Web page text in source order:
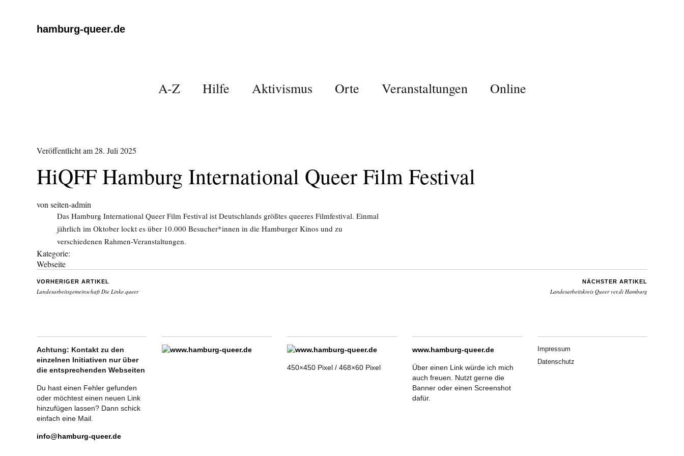
hamburg-queer.de
A-Z Hilfe Aktivismus Orte Veranstaltungen Online
Veröffentlicht am28. Juli 2025
HiQFF Hamburg International Queer Film Festival
von seiten-admin
Das Hamburg International Queer Film Festival ist Deutschlands größtes queeres Filmfestival. Einmal
jährlich im Oktober lockt es über 10.000 Besucher*innen in die Hamburger Kinos und zu
verschiedenen Rahmen-Veranstaltungen.
Kategorie:
Webseite
VORHERIGER ARTIKEL
Landesarbeitsgemeinschaft Die Linke.queer
NÄCHSTER ARTIKEL
Landesarbeitskreis Queer ver.di Hamburg
Achtung: Kontakt zu den
einzelnen Initiativen nur über
die entsprechenden Webseiten
Du hast einen Fehler gefunden
oder möchtest einen neuen Link
hinzufügen lassen? Dann schick
einfach eine Mail.
info@hamburg-queer.de
450×450 Pixel / 468×60 Pixel
www.hamburg-queer.de
Über einen Link würde ich mich
auch freuen. Nutzt gerne die
Banner oder einen Screenshot
dafür.
Impressum
Datenschutz